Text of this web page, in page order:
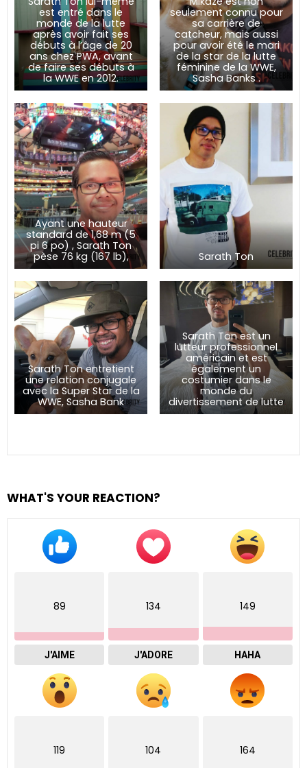
est entré dans le
monde de la lutte
après avoir fait ses
débuts à l’âge de 20
ans chez PWA, avant
de faire ses débuts à
la WWE en 2012.
seulement connu pour
sa carrière de
catcheur, mais aussi
pour avoir été le mari
de la star de la lutte
féminine de la WWE,
Sasha Banks .
Ayant une hauteur
standard de 1,68 m (5
pi 6 po) , Sarath Ton
pèse 76 kg (167 lb),
Sarath Ton
Sarath Ton entretient
une relation conjugale
avec la Super Star de la
WWE, Sasha Bank
Sarath Ton est un
lutteur professionnel
américain et est
également un
costumier dans le
monde du
divertissement de lutte
WHAT'S YOUR REACTION?
89
J'AIME
134
J'ADORE
149
HAHA
119 104 164